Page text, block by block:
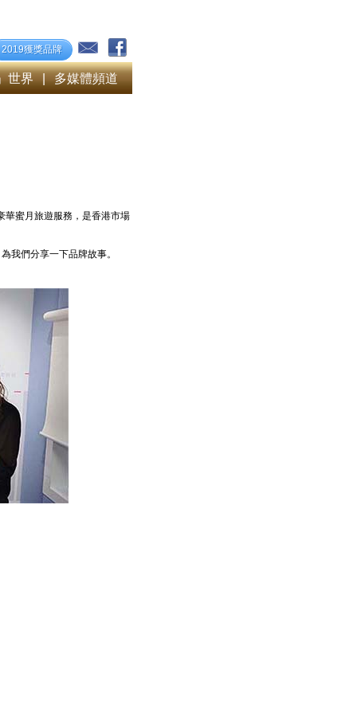
2019獲獎品牌
世界 | 多媒體頻道
蜜月旅遊服務，是香港市場
我們分享一下品牌故事。